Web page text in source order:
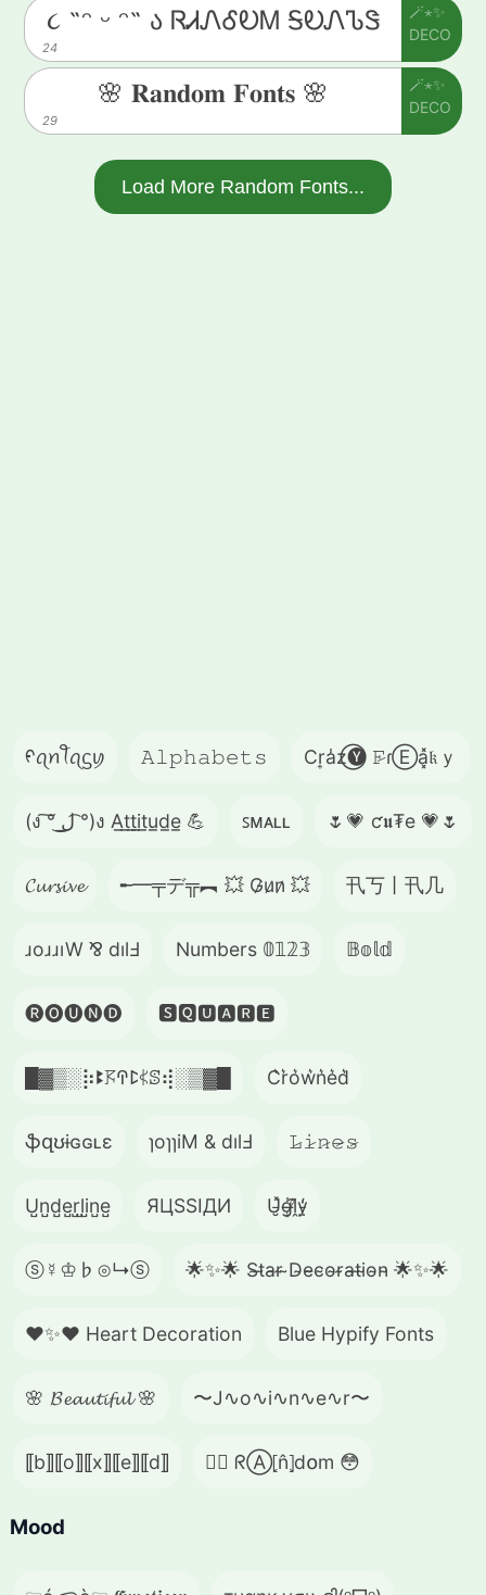
24
૮ ˶ᵔ ᵕ ᵔ˶ ა ᏒᏗᏁᎴᎧᎷ ᎦᎧᏁᏖᏕ
🪄⋆✨
DECO
29
🌸 𝐑𝐚𝐧𝐝𝐨𝐦 𝐅𝐨𝐧𝐭𝐬 🌸
🪄⋆✨
DECO
Load More Random Fonts...
ᠻꪖꪀꪻꪖᦓꪗ 𝙰𝚕𝚙𝚑𝚊𝚋𝚎𝚝𝚜 Cr͎a̾z⃝🅨 𝙵̷ɾⒺa͓̽𝔨ｙ
(ง ͠° ͟ل͜ ͡°)ง A̲t̲t̲i̲t̲u̲d̲e̲ 💪 ꜱᴍᴀʟʟ 🌷💗 ƈ𝖚₮e 💗🌷
𝓒𝓾𝓻𝓼𝓲𝓿𝓮 ╾━╤デ╦︻ 💥 G̷u̷n̷ 💥 卂丂丨卂几
ɹoɹɹıW ⅋ dılℲ Numbers 𝟘𝟙𝟚𝟛 𝔹𝕠𝕝𝕕
🅡🅞🅤🅝🅓 🆂🆀🆄🅰🆁🅴
█▓▒­░⡷ꔪ𖦪ꛈꛕ𖤰ꕷ⢾░▒▓█ C͛r͛o͛w͛n͛e͛d͛
ֆզʊɨɢɢʟɛ ɿoɿɿiM & dılℲ 𝙻̷𝚒̷𝚗̷𝚎̷𝚜̷
U̺n̺d̺e̺r̺l̺i̺n̺e̺ ЯЦSSIДИ U̵̮̽g̶͙̾ḽ̸͊y̵̤̒
ⓢ☿♔♭⊙↳ⓢ 🌟✨🌟 S̴t̴a̴r̴ ̴D̴e̴c̴o̴r̴a̴t̴i̴o̴n̴ 🌟✨🌟
❤️✨❤️ Heart Decoration Blue Hypify Fonts
🌸 𝓑𝓮𝓪𝓾𝓽𝓲𝓯𝓾𝓵 🌸 〜J∿o∿i∿n∿e∿r〜
⟦b⟧⟦o⟧⟦x⟧⟦e⟧⟦d⟧ 😵‍💫 ᖇⒶ⦏n̂⦎d໐m 😳
Mood